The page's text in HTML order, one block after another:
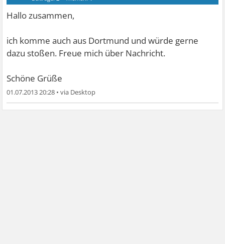
Hallo zusammen,
ich komme auch aus Dortmund und würde gerne
dazu stoßen. Freue mich über Nachricht.
Schöne Grüße
01.07.2013 20:28 •